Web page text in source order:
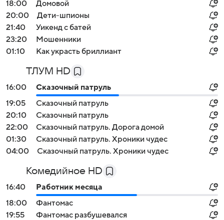
18:00
Домовой
20:00
Дети-шпионы
21:40
Уикенд с батей
23:20
Мошенники
01:10
Как украсть бриллиант
ТЛУМ HD
16:00
Сказочный патруль
19:05
Сказочный патруль
20:10
Сказочный патруль
22:00
Сказочный патруль. Дорога домой
01:30
Сказочный патруль. Хроники чудес
04:00
Сказочный патруль. Хроники чудес
Комедийное HD
16:40
Работник месяца
18:00
Фантомас
19:55
Фантомас разбушевался